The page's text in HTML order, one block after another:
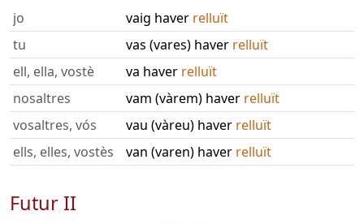
jo vaig haver relluït
tu
vas (vares) haver relluït
ell, ella, vostè
va haver relluït
nosaltres
vam (vàrem) haver relluït
vosaltres, vós
vau (vàreu) haver relluït
ells, elles, vostès
van (varen) haver relluït
Futur II